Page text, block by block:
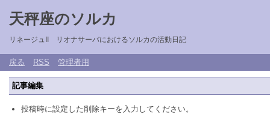
天秤座のソルカ
リネージュII リオナサーバにおけるソルカの活動日記
戻る RSS 管理者用
記事編集
投稿時に設定した削除キーを入力してください。